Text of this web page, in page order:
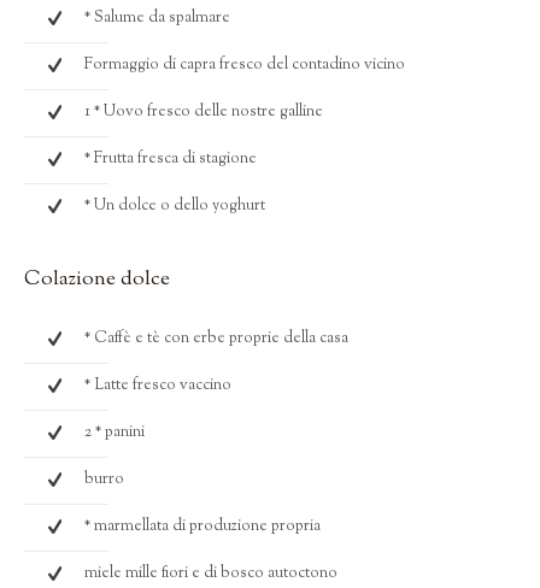
* Salume da spalmare
Formaggio di capra fresco del contadino vicino
1 * Uovo fresco delle nostre galline
* Frutta fresca di stagione
* Un dolce o dello yoghurt
Colazione dolce
* Caffè e tè con erbe proprie della casa
* Latte fresco vaccino
2 * panini
burro
* marmellata di produzione propria
miele mille fiori e di bosco autoctono